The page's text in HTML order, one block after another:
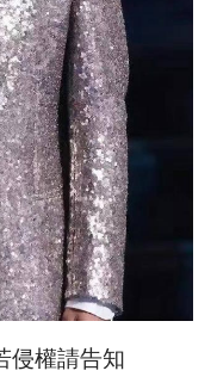
侵權請告知